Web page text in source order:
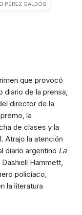
PÉREZ GALDÓS
que provocó
diario de la prensa,
director de la
la
de clases y la
Atrajo la atención
diario argentino La
Hammett,
policíaco,
la literatura